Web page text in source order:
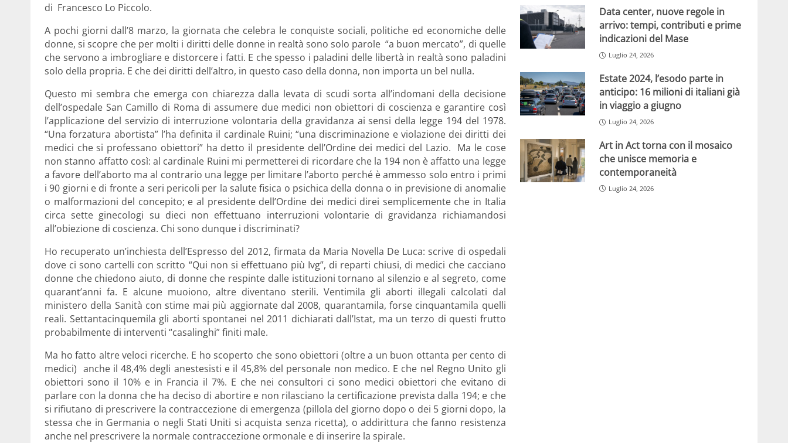
di Francesco Lo Piccolo.
A pochi giorni dall’8 marzo, la giornata che celebra le conquiste sociali, politiche ed economiche delle
donne, si scopre che per molti i diritti delle donne in realtà sono solo parole “a buon mercato”, di quelle
che servono a imbrogliare e distorcere i fatti. E che spesso i paladini delle libertà in realtà sono paladini
solo della propria. E che dei diritti dell’altro, in questo caso della donna, non importa un bel nulla.
Questo mi sembra che emerga con chiarezza dalla levata di scudi sorta all’indomani della decisione
dell’ospedale San Camillo di Roma di assumere due medici non obiettori di coscienza e garantire così
l’applicazione del servizio di interruzione volontaria della gravidanza ai sensi della legge 194 del 1978.
“Una forzatura abortista” l’ha definita il cardinale Ruini; “una discriminazione e violazione dei diritti dei
medici che si professano obiettori” ha detto il presidente dell’Ordine dei medici del Lazio. Ma le cose
non stanno affatto così: al cardinale Ruini mi permetterei di ricordare che la 194 non è affatto una legge
a favore dell’aborto ma al contrario una legge per limitare l’aborto perché è ammesso solo entro i primi
i 90 giorni e di fronte a seri pericoli per la salute fisica o psichica della donna o in previsione di anomalie
o malformazioni del concepito; e al presidente dell’Ordine dei medici direi semplicemente che in Italia
circa sette ginecologi su dieci non effettuano interruzioni volontarie di gravidanza richiamandosi
all’obiezione di coscienza. Chi sono dunque i discriminati?
Ho recuperato un’inchiesta dell’Espresso del 2012, firmata da Maria Novella De Luca: scrive di ospedali
dove ci sono cartelli con scritto “Qui non si effettuano più Ivg”, di reparti chiusi, di medici che cacciano
donne che chiedono aiuto, di donne che respinte dalle istituzioni tornano al silenzio e al segreto, come
quarant’anni fa. E alcune muoiono, altre diventano sterili. Ventimila gli aborti illegali calcolati dal
ministero della Sanità con stime mai più aggiornate dal 2008, quarantamila, forse cinquantamila quelli
reali. Settantacinquemila gli aborti spontanei nel 2011 dichiarati dall’Istat, ma un terzo di questi frutto
probabilmente di interventi “casalinghi” finiti male.
Ma ho fatto altre veloci ricerche. E ho scoperto che sono obiettori (oltre a un buon ottanta per cento di
medici) anche il 48,4% degli anestesisti e il 45,8% del personale non medico. E che nel Regno Unito gli
obiettori sono il 10% e in Francia il 7%. E che nei consultori ci sono medici obiettori che evitano di
parlare con la donna che ha deciso di abortire e non rilasciano la certificazione prevista dalla 194; e che
si rifiutano di prescrivere la contraccezione di emergenza (pillola del giorno dopo o dei 5 giorni dopo, la
stessa che in Germania o negli Stati Uniti si acquista senza ricetta), o addirittura che fanno resistenza
anche nel prescrivere la normale contraccezione ormonale e di inserire la spirale.
Data center, nuove regole in
arrivo: tempi, contributi e prime
indicazioni del Mase
Luglio 24, 2026
Estate 2024, l’esodo parte in
anticipo: 16 milioni di italiani già
in viaggio a giugno
Luglio 24, 2026
Art in Act torna con il mosaico
che unisce memoria e
contemporaneità
Luglio 24, 2026